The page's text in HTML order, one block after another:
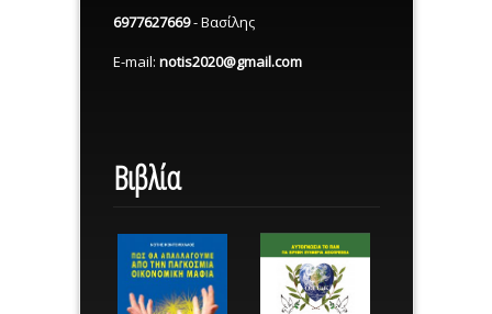
6977627669- Βασίλης
E-mail: notis2020@gmail.com
Βιβλία